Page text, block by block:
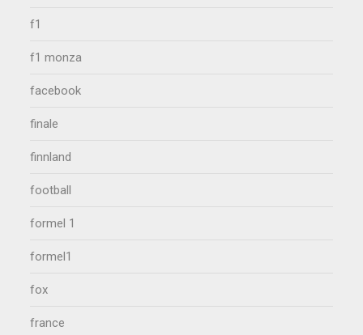
f1
f1 monza
facebook
finale
finnland
football
formel 1
formel1
fox
france